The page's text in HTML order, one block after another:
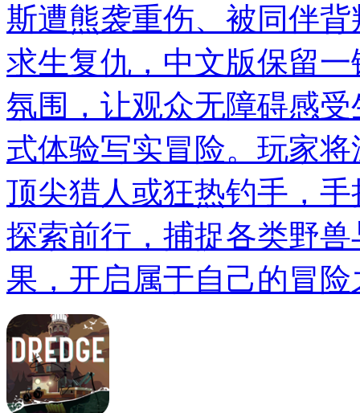
斯遭熊袭重伤、被同伴
求生复仇，中文版保留
氛围，让观众无障碍感
式体验写实冒险。玩家
顶尖猎人或狂热钓手，
探索前行，捕捉各类野
果，开启属于自己的冒险